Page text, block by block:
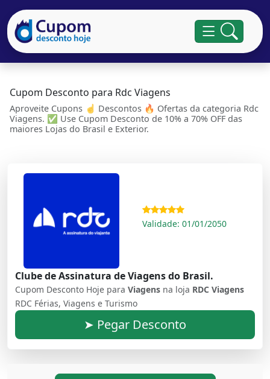
Cupom Desconto para Rdc Viagens
Aproveite Cupons ☝ Descontos 🔥 Ofertas da categoria Rdc
Viagens. ✅ Use Cupom Desconto de 10% a 70% OFF das
maiores Lojas do Brasil e Exterior.
Validade: 01/01/2050
Clube de Assinatura de Viagens do Brasil.
Cupom Desconto Hoje para Viagens na loja RDC Viagens
RDC Férias, Viagens e Turismo
➤ Pegar Desconto